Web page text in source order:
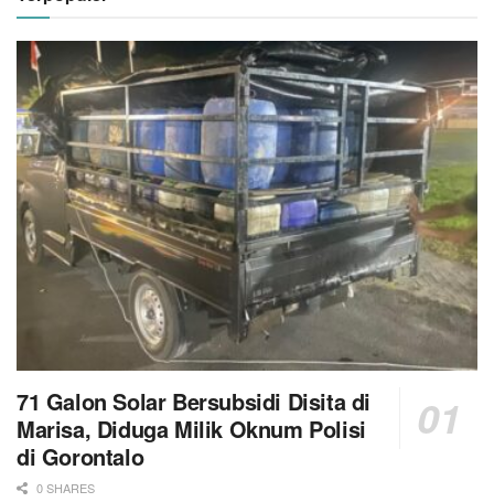
71 Galon Solar Bersubsidi Disita di
Marisa, Diduga Milik Oknum Polisi
di Gorontalo
0 SHARES